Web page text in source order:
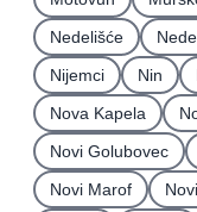
Nedelišće
Nijemci
Nin
Nova Kapela
Novi Golubovec
Novi Marof